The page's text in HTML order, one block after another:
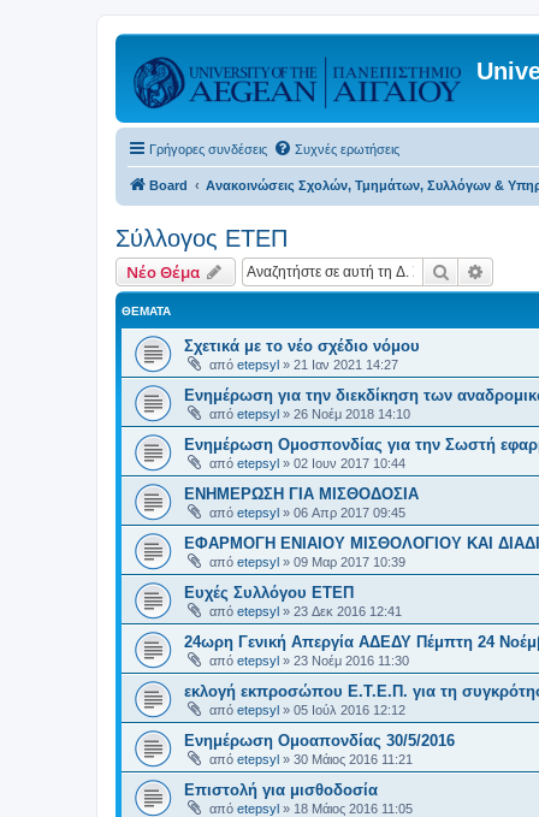
Γρήγορες συνδέσεις Συχνές ερωτήσεις
Board Ανακοινώσεις Σχολών, Τμημάτων, Συλλόγων &
Σύλλογος ΕΤΕΠ
Νέο Θέμα Αναζήτηση
ΘΈΜΑΤΑ
Σχετικά με το νέο σχέδιο νόμου
από etepsyl » 21 Ιαν 2021 14:27
Ενημέρωση για την διεκδίκηση των
από etepsyl » 26 Νοέμ 2018 14:10
Ενημέρωση Ομοσπονδίας για την Σωστή
από etepsyl » 02 Ιουν 2017 10:44
ΕΝΗΜΕΡΩΣΗ ΓΙΑ ΜΙΣΘΟΔΟΣΙΑ
από etepsyl » 06 Απρ 2017 09:45
ΕΦΑΡΜΟΓΗ ΕΝΙΑΙΟΥ ΜΙΣΘΟΛΟΓΙΟΥ ΚΑΙ
από etepsyl » 09 Μαρ 2017 10:39
Ευχές Συλλόγου ΕΤΕΠ
από etepsyl » 23 Δεκ 2016 12:41
24ωρη Γενική Απεργία ΑΔΕΔΥ Πέμπτη 24
από etepsyl » 23 Νοέμ 2016 11:30
εκλογή εκπροσώπου Ε.Τ.Ε.Π. για τη
από etepsyl » 05 Ιούλ 2016 12:12
Ενημέρωση Ομοαπονδίας 30/5/2016
από etepsyl » 30 Μάιος 2016 11:21
Επιστολή για μισθοδοσία
από etepsyl » 18 Μάιος 2016 11:05